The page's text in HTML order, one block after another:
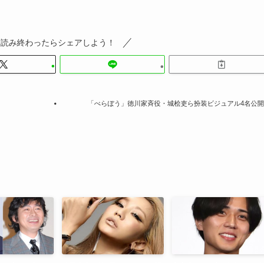
読み終わったらシェアしよう！
「べらぼう」徳川家斉役・城桧吏ら扮装ビジュアル4名公開